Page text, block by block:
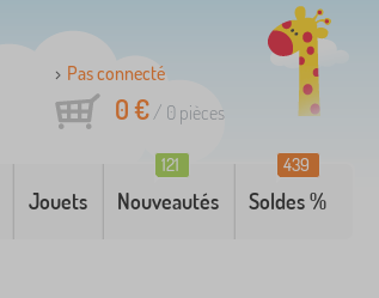
Pas connecté
0 €/ 0 pièces
Jouets Nouveautés
121
Soldes %
439